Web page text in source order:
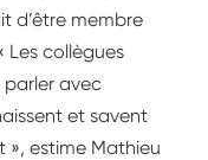
d’être membre
Les collègues
avec
et savent
», estime Mathieu